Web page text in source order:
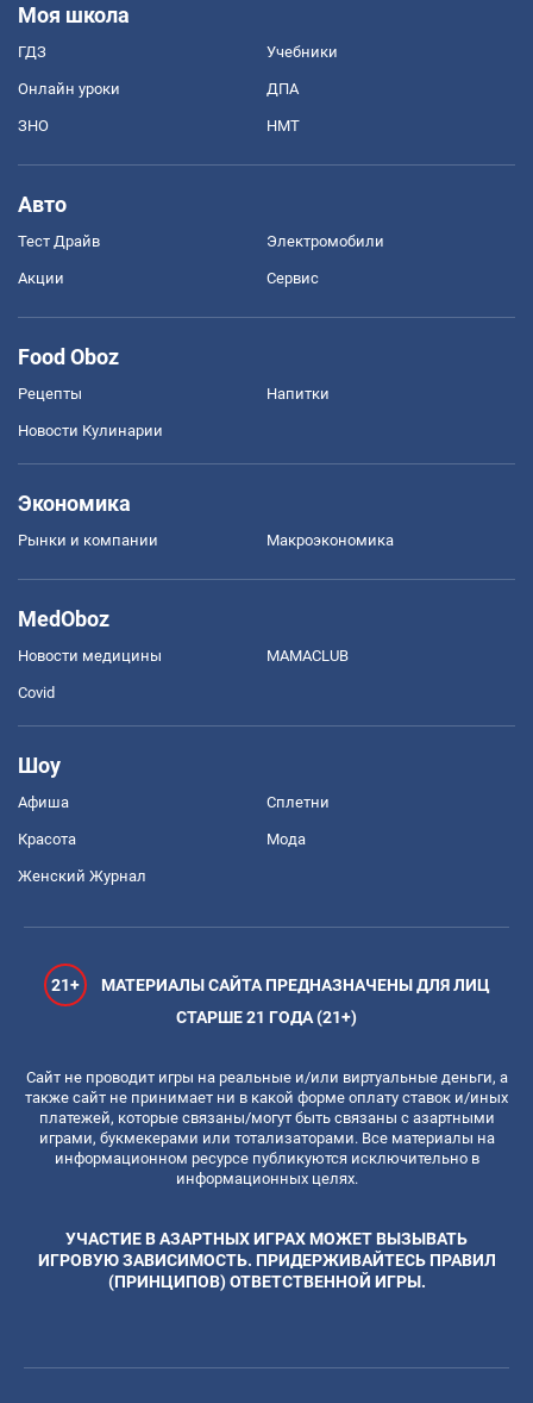
Моя школа
ГДЗ Учебники
Онлайн уроки ДПА
ЗНО НМТ
Авто
Тест Драйв Электромобили
Акции Сервис
Food Oboz
Рецепты Напитки
Новости Кулинарии
Экономика
Рынки и компании Mакроэкономика
MedOboz
Новости медицины MAMACLUB
Covid
Шоу
Афиша Сплетни
Красота Мода
Женский Журнал
21+
МАТЕРИАЛЫ САЙТА ПРЕДНАЗНАЧЕНЫ ДЛЯ ЛИЦ
СТАРШЕ 21 ГОДА (21+)
Сайт не проводит игры на реальные и/или виртуальные деньги, а
также сайт не принимает ни в какой форме оплату ставок и/иных
платежей, которые связаны/могут быть связаны с азартными
играми, букмекерами или тотализаторами. Все материалы на
информационном ресурсе публикуются исключительно в
информационных целях.
УЧАСТИЕ В АЗАРТНЫХ ИГРАХ МОЖЕТ ВЫЗЫВАТЬ
ИГРОВУЮ ЗАВИСИМОСТЬ. ПРИДЕРЖИВАЙТЕСЬ ПРАВИЛ
(ПРИНЦИПОВ) ОТВЕТСТВЕННОЙ ИГРЫ.